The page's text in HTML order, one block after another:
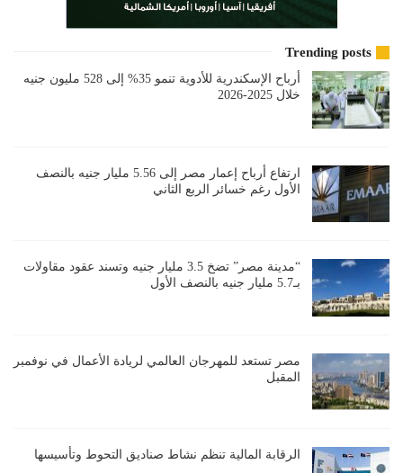
Trending posts
أرباح الإسكندرية للأدوية تنمو 35% إلى 528 مليون جنيه
خلال 2025-2026
ارتفاع أرباح إعمار مصر إلى 5.56 مليار جنيه بالنصف
الأول رغم خسائر الربع الثاني
“مدينة مصر” تضخ 3.5 مليار جنيه وتسند عقود مقاولات
بـ5.7 مليار جنيه بالنصف الأول
مصر تستعد للمهرجان العالمي لريادة الأعمال في نوفمبر
المقبل
الرقابة المالية تنظم نشاط صناديق التحوط وتأسيسها